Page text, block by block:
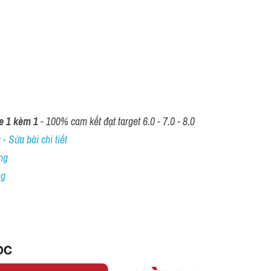
1 kèm 1 - 100% cam kết đạt target 6.0 - 7.0 - 8.0
Sửa bài chi tiết